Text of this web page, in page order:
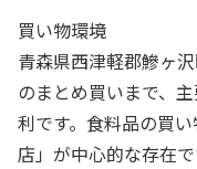
買い物環境
青森県西津軽郡鰺ヶ
のまとめ買いまで、
利です。食料品の買
店」が中心的な存在